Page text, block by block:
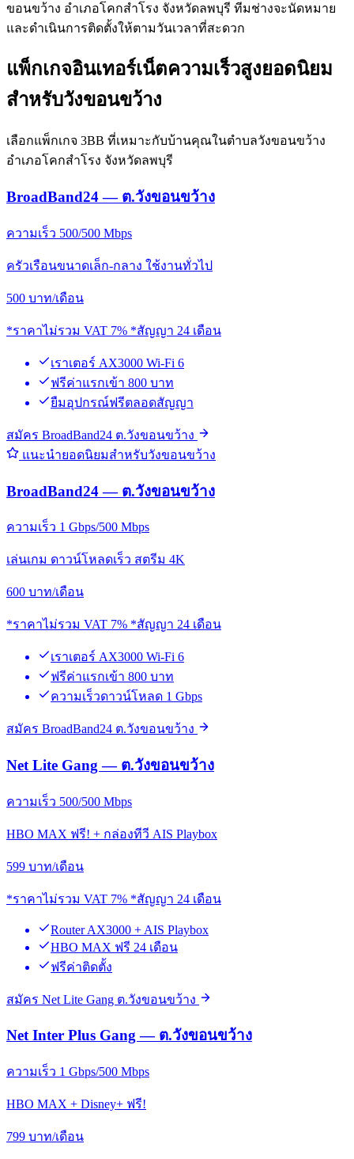
ขอนขว้าง อำเภอโคกสำโรง จังหวัดลพบุรี ทีมช่างจะนัดหมาย
และดำเนินการติดตั้งให้ตามวันเวลาที่สะดวก
แพ็กเกจอินเทอร์เน็ตความเร็วสูงยอดนิยม
สำหรับวังขอนขว้าง
เลือกแพ็กเกจ 3BB ที่เหมาะกับบ้านคุณในตำบลวังขอนขว้าง
อำเภอโคกสำโรง จังหวัดลพบุรี
BroadBand24 — ต.วังขอนขว้าง
ความเร็ว 500/500 Mbps
ครัวเรือนขนาดเล็ก-กลาง ใช้งานทั่วไป
500 บาท/เดือน
*ราคาไม่รวม VAT 7% *สัญญา 24 เดือน
เราเตอร์ AX3000 Wi-Fi 6
ฟรีค่าแรกเข้า 800 บาท
ยืมอุปกรณ์ฟรีตลอดสัญญา
สมัคร BroadBand24 ต.วังขอนขว้าง
แนะนำยอดนิยมสำหรับวังขอนขว้าง
BroadBand24 — ต.วังขอนขว้าง
ความเร็ว 1 Gbps/500 Mbps
เล่นเกม ดาวน์โหลดเร็ว สตรีม 4K
600 บาท/เดือน
*ราคาไม่รวม VAT 7% *สัญญา 24 เดือน
เราเตอร์ AX3000 Wi-Fi 6
ฟรีค่าแรกเข้า 800 บาท
ความเร็วดาวน์โหลด 1 Gbps
สมัคร BroadBand24 ต.วังขอนขว้าง
Net Lite Gang — ต.วังขอนขว้าง
ความเร็ว 500/500 Mbps
HBO MAX ฟรี! + กล่องทีวี AIS Playbox
599 บาท/เดือน
*ราคาไม่รวม VAT 7% *สัญญา 24 เดือน
Router AX3000 + AIS Playbox
HBO MAX ฟรี 24 เดือน
ฟรีค่าติดตั้ง
สมัคร Net Lite Gang ต.วังขอนขว้าง
Net Inter Plus Gang — ต.วังขอนขว้าง
ความเร็ว 1 Gbps/500 Mbps
HBO MAX + Disney+ ฟรี!
799 บาท/เดือน